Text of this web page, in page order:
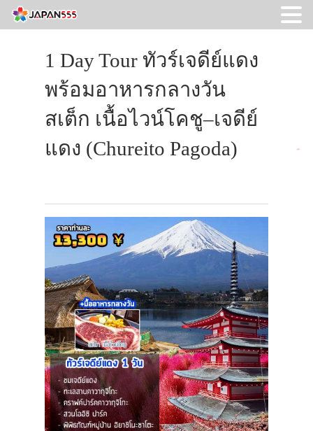
1 Day Tour ทัวร์เจดีย์แดง
พร้อมอาหารกลางวัน
สเต็ก เนื้อไวน์โคชู–เจดีย์
แดง (Chureito Pagoda)